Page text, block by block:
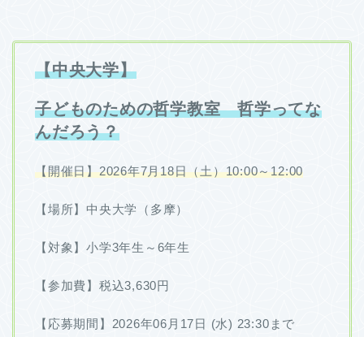
【中央大学】
子どものための哲学教室 哲学ってな
んだろう？
【開催日】2026年7月18日（土）10:00～12:00
【場所】中央大学（多摩）
【対象】小学3年生～6年生
【参加費】税込3,630円
【応募期間】2026年06月17日 (水) 23:30まで